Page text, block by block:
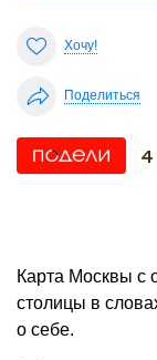
Хочу!
Поделиться
4
Карта Москвы с
столицы в
о себе.